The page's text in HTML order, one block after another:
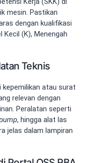
mesin. Pastikan
dengan kualifikasi
Kecil (K), Menengah
Teknis
atau surat
relevan dengan
Peralatan seperti
, hingga alat las
jelas dalam lampiran